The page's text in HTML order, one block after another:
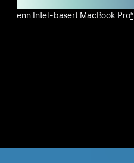
enn Intel-basert MacBook Pro5